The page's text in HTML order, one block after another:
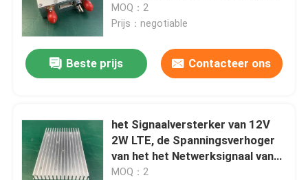
MOQ：2
Prijs：negotiable
Beste prijs Contacteer ons
het Signaalversterker van 12V
2W LTE, de Spanningsverhoger
van het het Netwerksignaal van
902MHz 928MHz
MOQ：2